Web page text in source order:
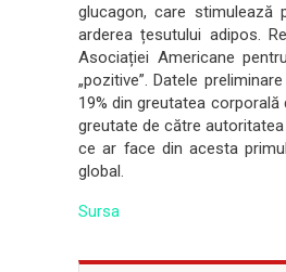
glucagon, care stimulează
arderea țesutului adipos.
Asociației Americane
„pozitive”. Datele
19% din greutatea
greutate de către
ce ar face din acesta
global.
Sursa